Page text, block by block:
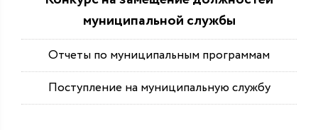
муниципальной службы
Отчеты по муниципальным программам
Поступление на муниципальную службу